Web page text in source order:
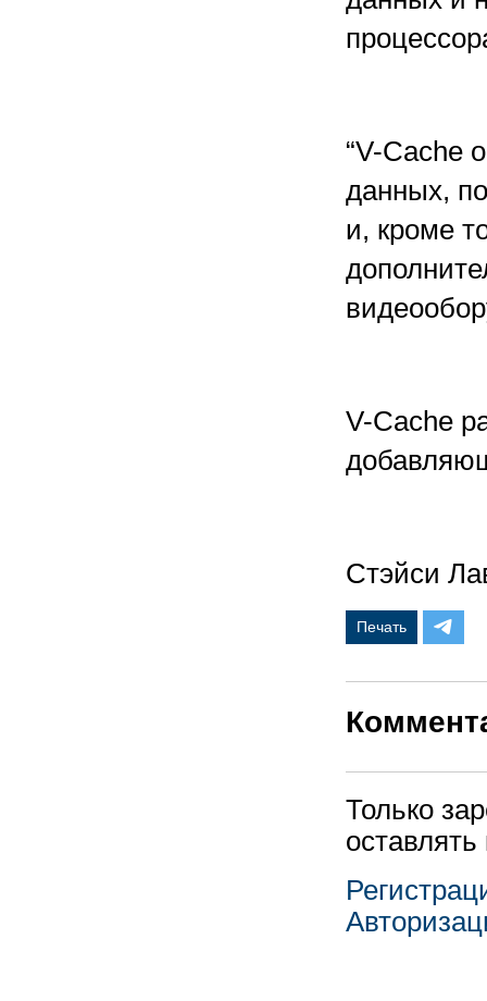
“V-Cache
данных,
и, кроме
V-Cache
Стэйси
Печать
Только